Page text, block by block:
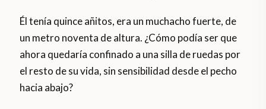
Él tenía quince añitos, era un muchacho fuerte, de
un metro noventa de altura. ¿Cómo podía ser que
ahora quedaría confinado a una silla de ruedas por
el resto de su vida, sin sensibilidad desde el pecho
hacia abajo?